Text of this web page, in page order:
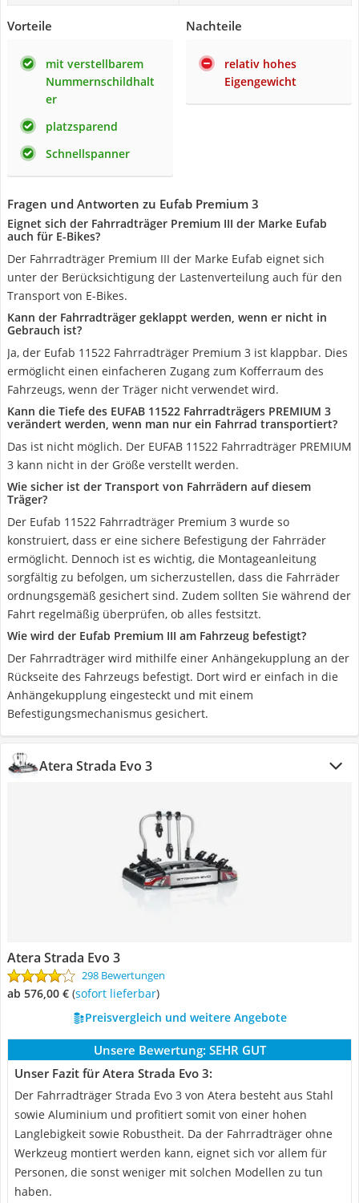
Vorteile
mit verstellbarem
Nummernschildhalt
er
platzsparend
Schnellspanner
Nachteile
relativ hohes
Eigengewicht
Fragen und Antworten zu Eufab Premium 3
Eignet sich der Fahrradträger Premium III der Marke Eufab
auch für E-Bikes?
Der Fahrradträger Premium III der Marke Eufab eignet sich
unter der Berücksichtigung der Lastenverteilung auch für den
Transport von E-Bikes.
Kann der Fahrradträger geklappt werden, wenn er nicht in
Gebrauch ist?
Ja, der Eufab 11522 Fahrradträger Premium 3 ist klappbar. Dies
ermöglicht einen einfacheren Zugang zum Kofferraum des
Fahrzeugs, wenn der Träger nicht verwendet wird.
Kann die Tiefe des EUFAB 11522 Fahrradträgers PREMIUM 3
verändert werden, wenn man nur ein Fahrrad transportiert?
Das ist nicht möglich. Der EUFAB 11522 Fahrradträger PREMIUM
3 kann nicht in der Größe verstellt werden.
Wie sicher ist der Transport von Fahrrädern auf diesem
Träger?
Der Eufab 11522 Fahrradträger Premium 3 wurde so
konstruiert, dass er eine sichere Befestigung der Fahrräder
ermöglicht. Dennoch ist es wichtig, die Montageanleitung
sorgfältig zu befolgen, um sicherzustellen, dass die Fahrräder
ordnungsgemäß gesichert sind. Zudem sollten Sie während der
Fahrt regelmäßig überprüfen, ob alles festsitzt.
Wie wird der Eufab Premium III am Fahrzeug befestigt?
Der Fahrradträger wird mithilfe einer Anhängekupplung an der
Rückseite des Fahrzeugs befestigt. Dort wird er einfach in die
Anhängekupplung eingesteckt und mit einem
Befestigungsmechanismus gesichert.
Atera Strada Evo 3
Atera Strada Evo 3
298 Bewertungen
ab 576,00 € ( Sofort lieferbar)
Preisvergleich und weitere Angebote
Unsere Bewertung: SEHR GUT
Unser Fazit für Atera Strada Evo 3:
Der Fahrradträger Strada Evo 3 von Atera besteht aus Stahl
sowie Aluminium und profitiert somit von einer hohen
Langlebigkeit sowie Robustheit. Da der Fahrradträger ohne
Werkzeug montiert werden kann, eignet sich vor allem für
Personen, die sonst weniger mit solchen Modellen zu tun
haben.